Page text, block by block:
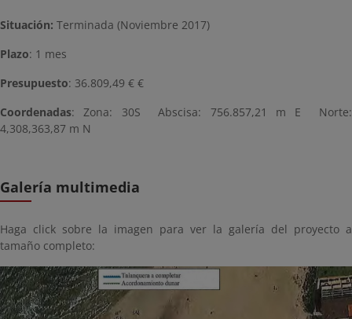
Situación: Terminada (Noviembre 2017)
Plazo: 1 mes
Presupuesto: 36.809,49 € €
Coordenadas: Zona: 30S Abscisa: 756.857,21 m E Norte:
4,308,363,87 m N
Galería multimedia
Haga click sobre la imagen para ver la galería del proyecto a
tamaño completo: